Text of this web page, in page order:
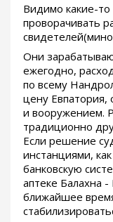
Видимо какие-
проворачивать
Они
ежегодно,
по всему
цену
и вооружением.
традиционно
Если решение
инстанциями,
банковскую
аптеке Балахна
ближайшее